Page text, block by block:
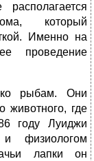
который
Именно на
проведение
рыбам. Они
животного, где
году Луиджи
и физиологом
лапки он